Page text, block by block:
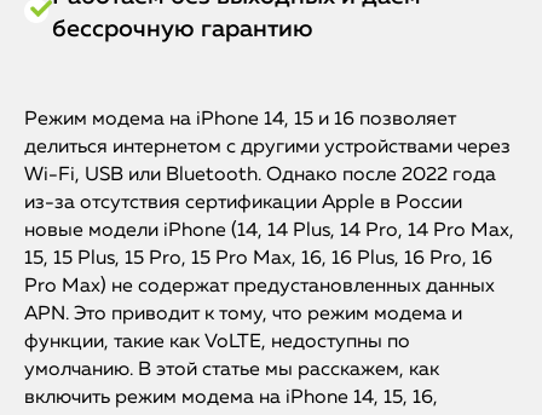
бессрочную гарантию
Режим модема на iPhone 14, 15 и 16 позволяет
делиться интернетом с другими устройствами через
Wi-Fi, USB или Bluetooth. Однако после 2022 года
из-за отсутствия сертификации Apple в России
новые модели iPhone (14, 14 Plus, 14 Pro, 14 Pro Max,
15, 15 Plus, 15 Pro, 15 Pro Max, 16, 16 Plus, 16 Pro, 16
Pro Max) не содержат предустановленных данных
APN. Это приводит к тому, что режим модема и
функции, такие как VoLTE, недоступны по
умолчанию. В этой статье мы расскажем, как
включить режим модема на iPhone 14, 15, 16,